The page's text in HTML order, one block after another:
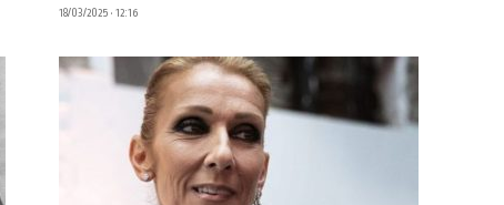
18/03/2025 • 12:16